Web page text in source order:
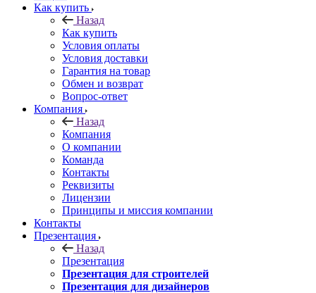
Как купить
Назад
Как купить
Условия оплаты
Условия доставки
Гарантия на товар
Обмен и возврат
Вопрос-ответ
Компания
Назад
Компания
О компании
Команда
Контакты
Реквизиты
Лицензии
Принципы и миссия компании
Контакты
Презентация
Назад
Презентация
Презентация для строителей
Презентация для дизайнеров